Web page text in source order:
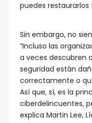
puedes
Sin embargo, no
“Incluso las
a veces descubren
seguridad están
correctamente o
Así que, sí, es la
ciberdelincuentes,
explica Martin Lee,